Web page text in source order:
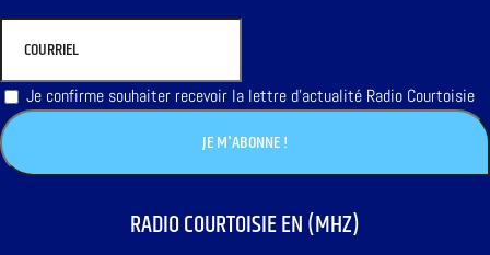
Je confirme souhaiter recevoir la lettre d'actualité Radio Courtoisie
RADIO COURTOISIE EN (MHZ)